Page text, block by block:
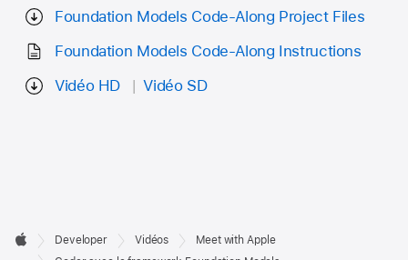
Foundation Models Code-Along Project Files
Foundation Models Code-Along Instructions
Vidéo HD
Vidéo SD
Developer

Apple
Developer Vidéos
Meet with Apple